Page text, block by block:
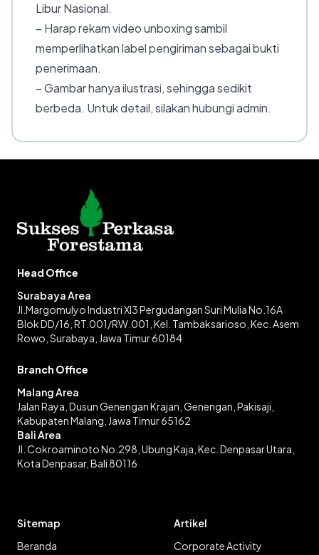
Libur Nasional.
– Harap rekam video unboxing sambil
memperlihatkan label pengiriman sebagai bukti
penerimaan.
– Gambar hanya ilustrasi, sehingga sedikit
berbeda. Untuk detail, silakan hubungi admin.
Head Office
Surabaya Area
Jl.Margomulyo Industri XI3 Pergudangan Suri Mulia No.16A
Blok DD/16, RT.001/RW.001, Kel. Tambaksarioso, Kec. Asem
Rowo, Surabaya, Jawa Timur 60184
Branch Office
Malang Area
Jalan Raya, Dusun Genengan Krajan, Genengan, Pakisaji,
Kabupaten Malang, Jawa Timur 65162
Bali Area
Jl. Cokroaminoto No.298, Ubung Kaja, Kec. Denpasar Utara,
Kota Denpasar, Bali 80116
Sitemap
Beranda
Artikel
Corporate Activity